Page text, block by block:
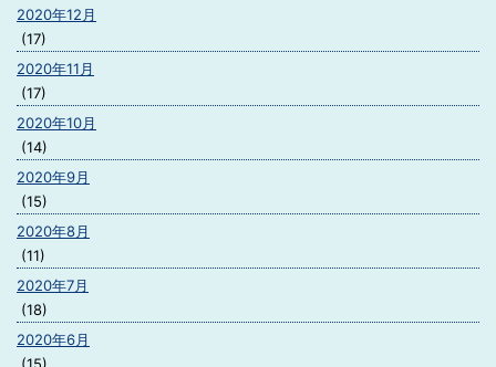
2020年12月
(17)
2020年11月
(17)
2020年10月
(14)
2020年9月
(15)
2020年8月
(11)
2020年7月
(18)
2020年6月